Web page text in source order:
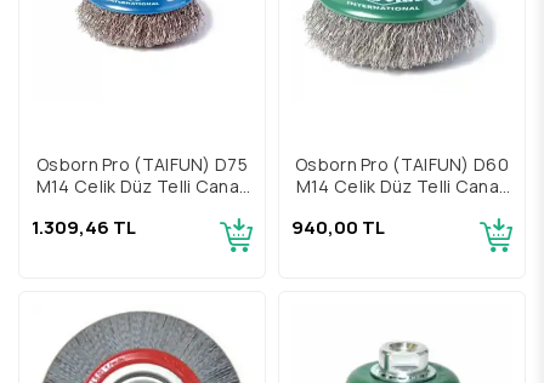
Osborn Pro (TAIFUN) D75
M14 Çelik Düz Telli Çanak
1.309,46 TL
Osborn Pro (TAIFUN) D60
M14 Çelik Düz Telli Çanak
940,00 TL